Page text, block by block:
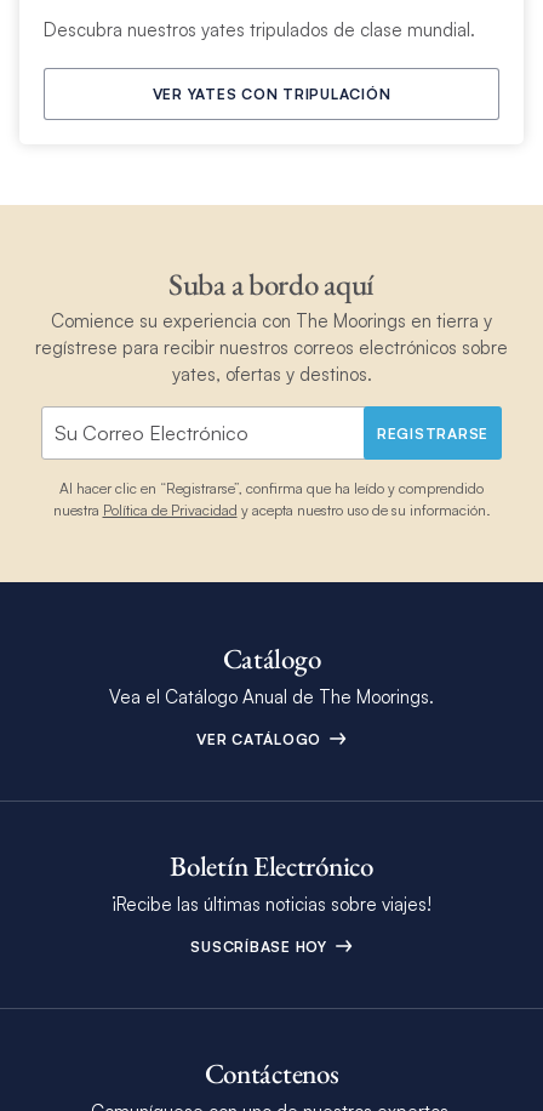
Descubra nuestros yates tripulados de clase mundial.
VER YATES CON TRIPULACIÓN
Suba a bordo aquí
Comience su experiencia con The Moorings en tierra y
regístrese para recibir nuestros correos electrónicos sobre
yates, ofertas y destinos.
REGISTRARSE
Al hacer clic en “Registrarse”, confirma que ha leído y comprendido
nuestra Política de Privacidad y acepta nuestro uso de su información.
Catálogo
Vea el Catálogo Anual de The Moorings.
VER CATÁLOGO
Boletín Electrónico
¡Recibe las últimas noticias sobre viajes!
SUSCRÍBASE HOY
Contáctenos